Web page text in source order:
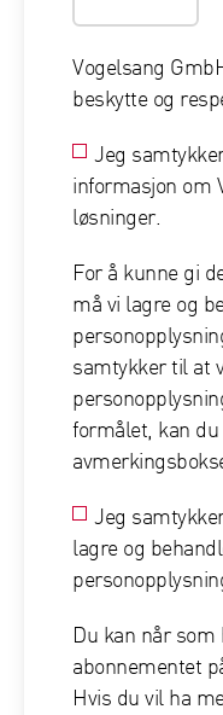
Vogelsang
beskytte og
Jeg
informasjon om
løsninger.
For å kunne gi
må vi lagre og
samtykker til at
formålet, kan du
Jeg
lagre og
Du kan når
abonnementet
Hvis du vil ha